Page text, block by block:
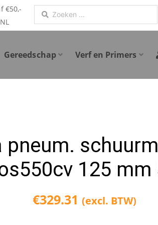
€50,-
Search
...
Gereedschap Verf en Primers
pneum.
125 mm
€329.31 (excl. BTW)